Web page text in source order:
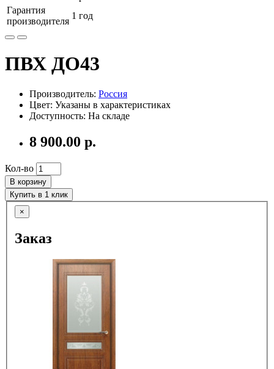
Гарантия
производителя
1 год
ПВХ ДО43
Производитель: Россия
Цвет: Указаны в характеристиках
Доступность: На складе
8 900.00 р.
Кол-во
В корзину
Купить в 1 клик
×
Заказ